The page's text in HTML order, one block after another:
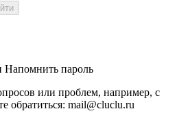
Напомнить пароль
или проблем, например, с
обратиться: mail@cluclu.ru